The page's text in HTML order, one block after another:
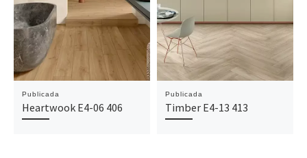
Publicada
Heartwook E4-06 406
Publicada
Timber E4-13 413